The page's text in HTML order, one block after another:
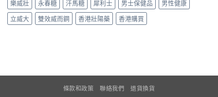
樂威壯
永春糖 汗馬糖 犀利士 男士保健品
男性健康
立威大
雙效威而鋼 香港壯陽藥 香港購買
條款和政策 聯絡我們 退貨換貨